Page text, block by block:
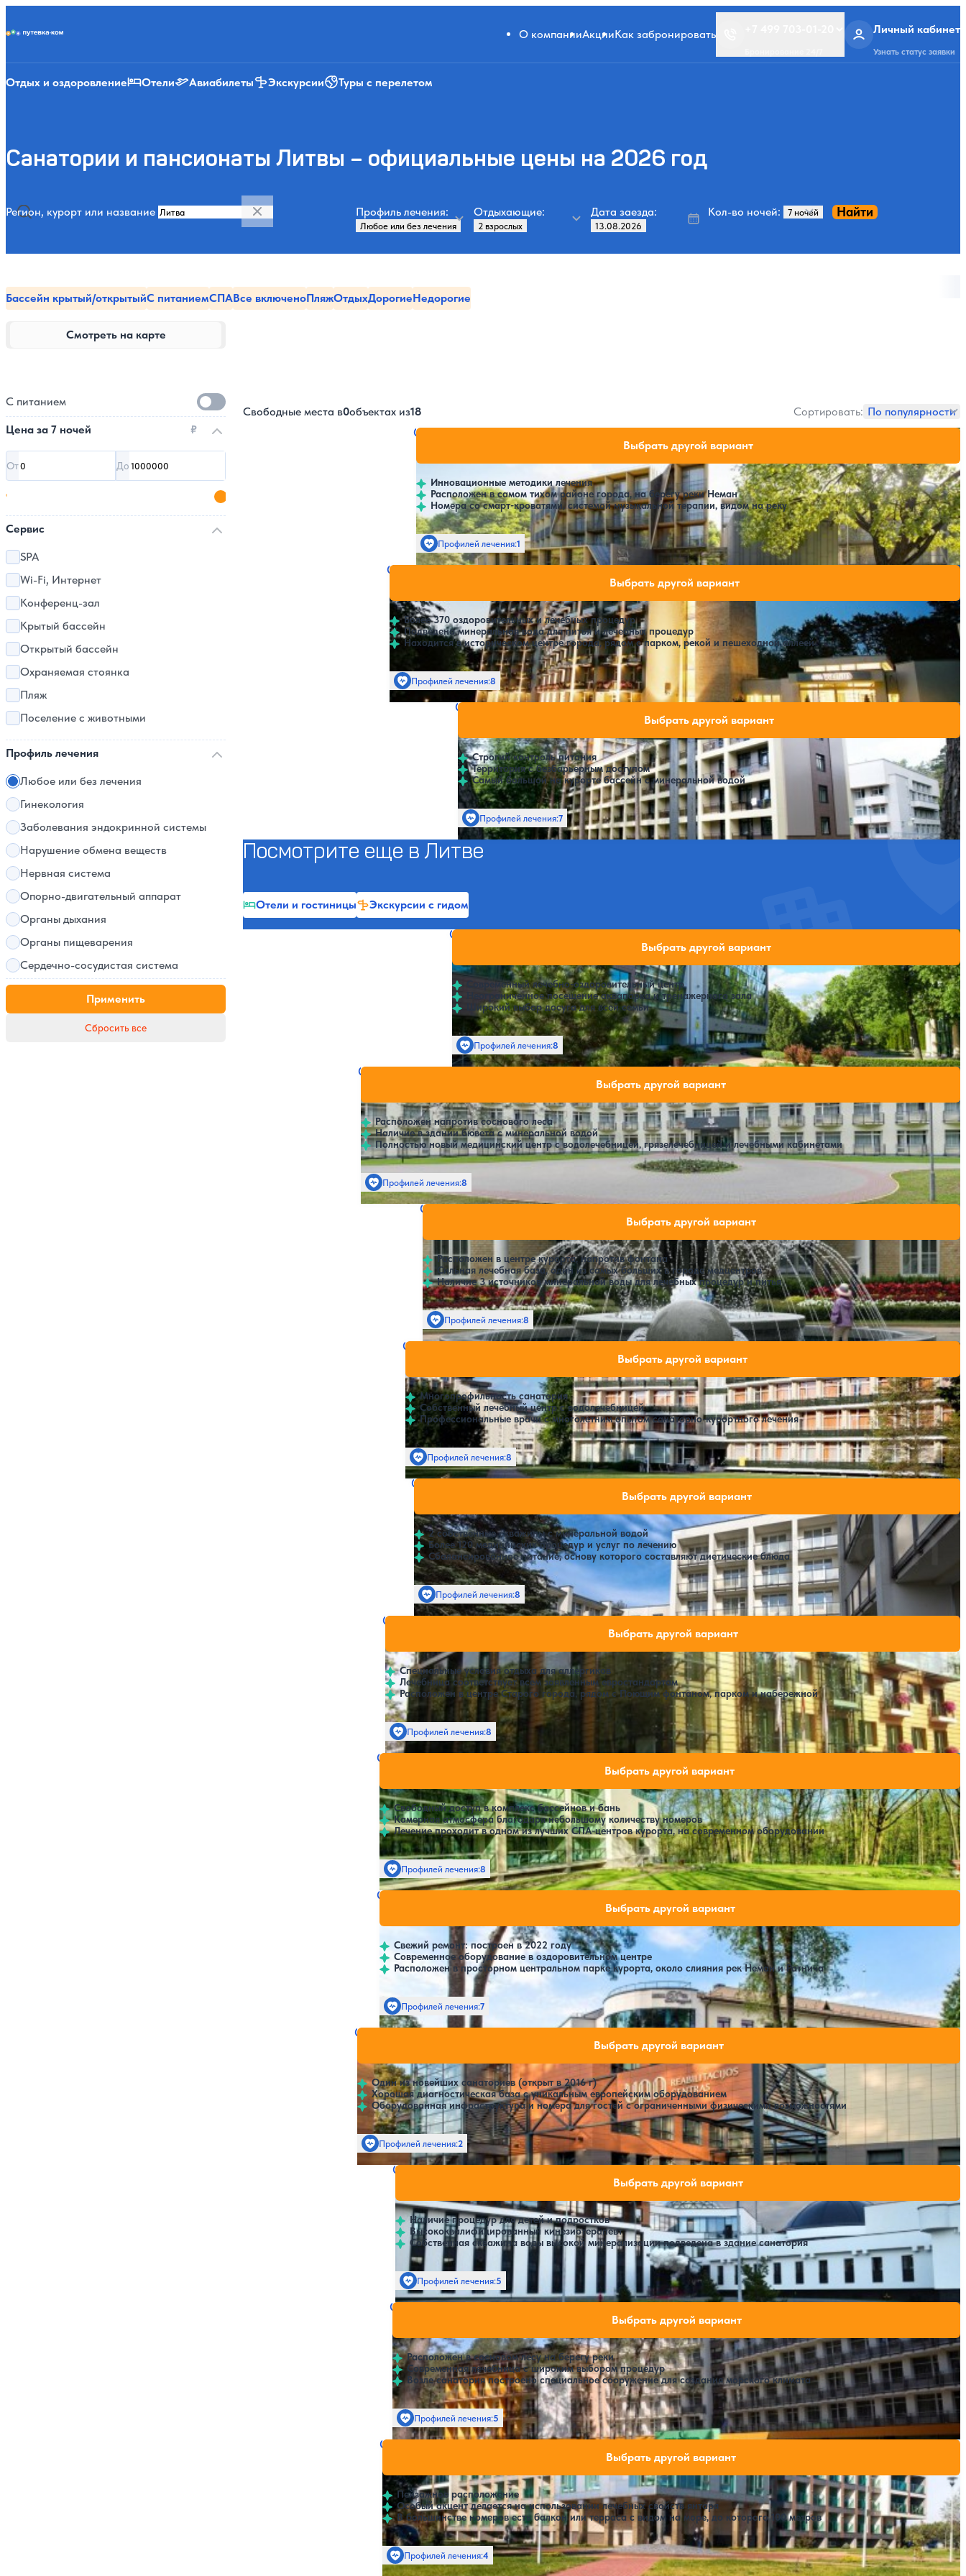
О компанииАкцииКак забронировать Личный кабинет
Узнать статус заявки
Отдых и оздоровление Отели Авиабилеты Экскурсии Туры с перелетом
Санатории и пансионаты Литвы – официальные цены на 2026 год
Регион, курорт или название Профиль лечения: Отдыхающие: Дата заезда: Кол-во ночей: Найти
Бассейн крытый/открытыйС питаниемСПАВсе включеноПляжОтдыхДорогиеНедорогие
Сортировать: По популярности
Смотреть на карте
Свободные места в0объектах из18
С питанием
Цена за 7 ночей ₽
От До
Сервис
SPA
Wi-Fi, Интернет
Конференц-зал
Крытый бассейн
Открытый бассейн
Охраняемая стоянка
Пляж
Поселение с животными
Профиль лечения
Любое или без лечения
Гинекология
Заболевания эндокринной системы
Нарушение обмена веществ
Нервная система
Опорно-двигательный аппарат
Органы дыхания
Органы пищеварения
Сердечно-сосудистая система
Применить
Сбросить все
Санаторий Amberton Green SPA
Инновационные методики лечения
Расположен в самом тихом районе города, на берегу реки Неман
Номера со смарт-кроватями, системой музыкальной терапии, видом на реку
Профилей лечения:1 Крытый бассейн SPA
Нет цен или свободных мест на выбранные даты
Выбрать другой вариант
Санаторий Spa Vilnius
Более 370 оздоровительных и лечебных процедур
Подведена минеральная вода для питья и лечебных процедур
Находится в историческом центре города, рядом с парком, рекой и пешеходной аллеей
Профилей лечения:8 Крытый бассейн SPA
Нет цен или свободных мест на выбранные даты
Выбрать другой вариант
Санаторий Belorus
Строгий контроль питания
Территория с безбарьерным доступом
Самый большой на курорте бассейн с минеральной водой
Профилей лечения:7 Крытый бассейн SPA
Нет цен или свободных мест на выбранные даты
Выбрать другой вариант
Посмотрите еще в Литве
Отели и гостиницы Экскурсии с гидом
Санаторий Lietuva (Grand SPA Lietuva) (Летува)
Современный лечебно-оздоровительный центр
Неограниченное посещение аквапарка и тренажерного зала
Широкий выбор досуга для всей семьи
Профилей лечения:8 Крытый бассейн SPA
Нет цен или свободных мест на выбранные даты
Выбрать другой вариант
Санаторий Egle Comfort (Эгле Комфорт)
Расположен напротив соснового леса
Наличие в здании бювета с минеральной водой
Полностью новый медицинский центр с водолечебницей, грязелечебницей и лечебными кабинетами
Профилей лечения:8
Нет цен или свободных мест на выбранные даты
Выбрать другой вариант
Санаторий Europa Royale
Расположен в центре курорта, напротив фонтана
Сильная лечебная база, один из самых больших в городе медцентров
Наличие 3 источников минеральной воды для лечебных процедур и питья
Профилей лечения:8 Крытый бассейн SPA
Нет цен или свободных мест на выбранные даты
Выбрать другой вариант
Санаторий Egle Economy (Эгле Эконом)
Многопрофильность санатория
Собственный лечебный центр с водолечебницей
Профессиональные врачи с многолетним опытом санаторно-курортного лечения
Профилей лечения:8 Крытый бассейн SPA
Нет цен или свободных мест на выбранные даты
Выбрать другой вариант
Санаторий Egle Standard (Эгле Стандарт)
2 собственные скважины с минеральной водой
Более 120 медицинских процедур и услуг по лечению
Сбалансированное питание, основу которого составляют диетические блюда
Профилей лечения:8 SPA
Нет цен или свободных мест на выбранные даты
Выбрать другой вариант
Санаторий Druskininkai (Grand SPA Lietuva)
Специальные условия отдыха для аллергиков
Лечебница соответствует всем заявленным евростандартам
Расположен в центре Старого города, рядом с Поющим фонтаном, парком и набережной
Профилей лечения:8
Нет цен или свободных мест на выбранные даты
Выбрать другой вариант
Санаторий Dzukija (Grand SPA Lietuva)
Свободный доступ в комплекс бассейнов и бань
Камерная атмосфера благодаря небольшому количеству номеров
Лечение проходит в одном из лучших СПА-центров курорта, на современном оборудовании
Профилей лечения:8 Крытый бассейн SPA
Нет цен или свободных мест на выбранные даты
Выбрать другой вариант
Санаторий Mineral SPA Draugyste (Драугисте)
Свежий ремонт: построен в 2022 году
Современное оборудование в оздоровительном центре
Расположен в просторном центральном парке курорта, около слияния рек Неман и Ратнича
Профилей лечения:7 Открытый бассейн SPA
Нет цен или свободных мест на выбранные даты
Выбрать другой вариант
Санаторий UPA
Один из новейших санаториев (открыт в 2016 г)
Хорошая диагностическая база с уникальным европейским оборудованием
Оборудованная инфраструктура и номера для гостей с ограниченными физическими возможностями
Профилей лечения:2 SPA
Нет цен или свободных мест на выбранные даты
Выбрать другой вариант
Санаторий Vytautas Mineral SPA
Наличие процедур для детей и подростков
Высококвалифицированный кинезиотерапевт
Собственная скважина воды высокой минерализации подведена в здание санатория
Профилей лечения:5
Нет цен или свободных мест на выбранные даты
Выбрать другой вариант
Санаторий Egle Comfort
Расположен в сосновом лесу на берегу реки
Современная лечебница с широким выбором процедур
Возле санатория построено специальное сооружение для создания морского климата
Профилей лечения:5 Крытый бассейн SPA
Нет цен или свободных мест на выбранные даты
Выбрать другой вариант
Санаторий Spa Amber Palace
1
Пейзажное расположение
Особый акцент делается на использовании лечебных свойств янтаря
В большинстве номеров есть балкон или терраса с видом на море, до которого 100 метров
Профилей лечения:4 Крытый бассейн SPA
Нет цен или свободных мест на выбранные даты
Выбрать другой вариант